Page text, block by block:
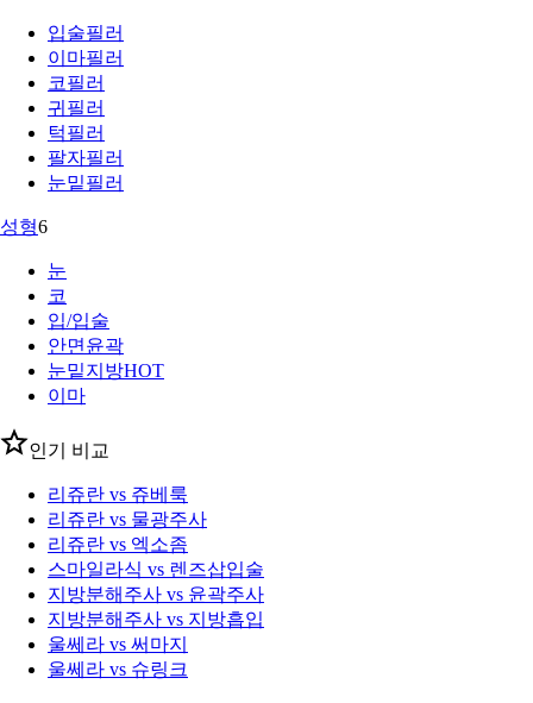
입술필러
이마필러
코필러
귀필러
턱필러
팔자필러
눈밑필러
성형6
눈
코
입/입술
안면윤곽
눈밑지방HOT
이마
인기 비교
리쥬란 vs 쥬베룩
리쥬란 vs 물광주사
리쥬란 vs 엑소좀
스마일라식 vs 렌즈삽입술
지방분해주사 vs 윤곽주사
지방분해주사 vs 지방흡입
울쎄라 vs 써마지
울쎄라 vs 슈링크